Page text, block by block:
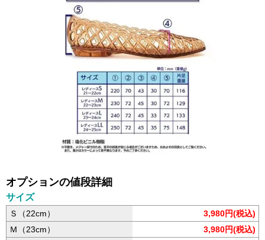
オプションの値段詳細
サイズ
Ｓ（22cm）
3,980円(税込)
Ｍ（23cm）
3,980円(税込)